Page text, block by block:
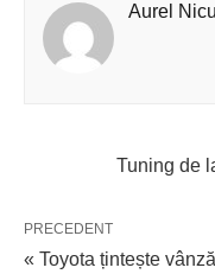
Aurel
Tuning de
PRECEDENT
« Toyota țintește